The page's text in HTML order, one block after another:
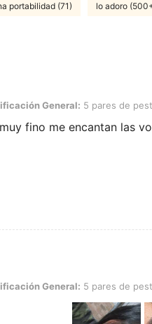
portabilidad (71) lo adoro
5 pares de pestañas
General: 5 pares de
fino me encantan las
5 pares de pestañas
General: 5 pares de